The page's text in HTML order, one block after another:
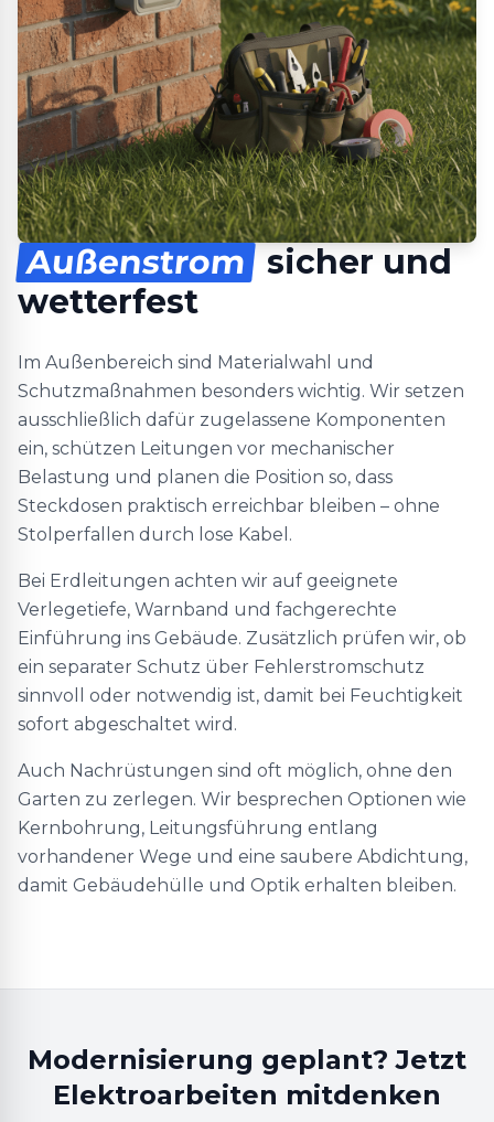
Außenstrom sicher und
wetterfest
Im Außenbereich sind Materialwahl und
Schutzmaßnahmen besonders wichtig. Wir setzen
ausschließlich dafür zugelassene Komponenten
ein, schützen Leitungen vor mechanischer
Belastung und planen die Position so, dass
Steckdosen praktisch erreichbar bleiben – ohne
Stolperfallen durch lose Kabel.
Bei Erdleitungen achten wir auf geeignete
Verlegetiefe, Warnband und fachgerechte
Einführung ins Gebäude. Zusätzlich prüfen wir, ob
ein separater Schutz über Fehlerstromschutz
sinnvoll oder notwendig ist, damit bei Feuchtigkeit
sofort abgeschaltet wird.
Auch Nachrüstungen sind oft möglich, ohne den
Garten zu zerlegen. Wir besprechen Optionen wie
Kernbohrung, Leitungsführung entlang
vorhandener Wege und eine saubere Abdichtung,
damit Gebäudehülle und Optik erhalten bleiben.
Modernisierung geplant? Jetzt
Elektroarbeiten mitdenken